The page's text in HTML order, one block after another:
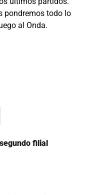
filial
pondremos todo lo
al Onda.